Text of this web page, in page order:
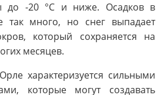
до -20 °C и ниже. Осадков в
так много, но снег выпадает
который сохраняется на
месяцев.
характеризуется сильными
которые могут создавать